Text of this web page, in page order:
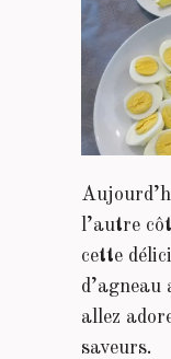
l’autre
cette
d’agneau
allez
saveurs.